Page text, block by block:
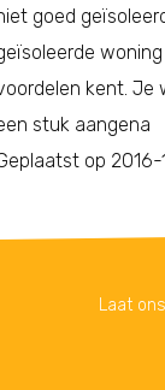
goed
kent. Je
stuk aangena
op 2016-
Laat